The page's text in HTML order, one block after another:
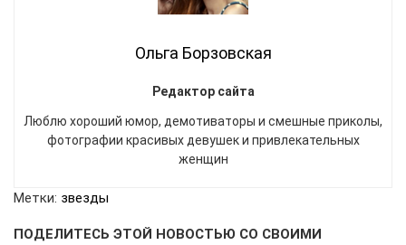
Ольга Борзовская
Редактор сайта
Люблю хороший юмор, демотиваторы и смешные приколы,
фотографии красивых девушек и привлекательных
женщин
Метки: звезды
ПОДЕЛИТЕСЬ ЭТОЙ НОВОСТЬЮ СО СВОИМИ